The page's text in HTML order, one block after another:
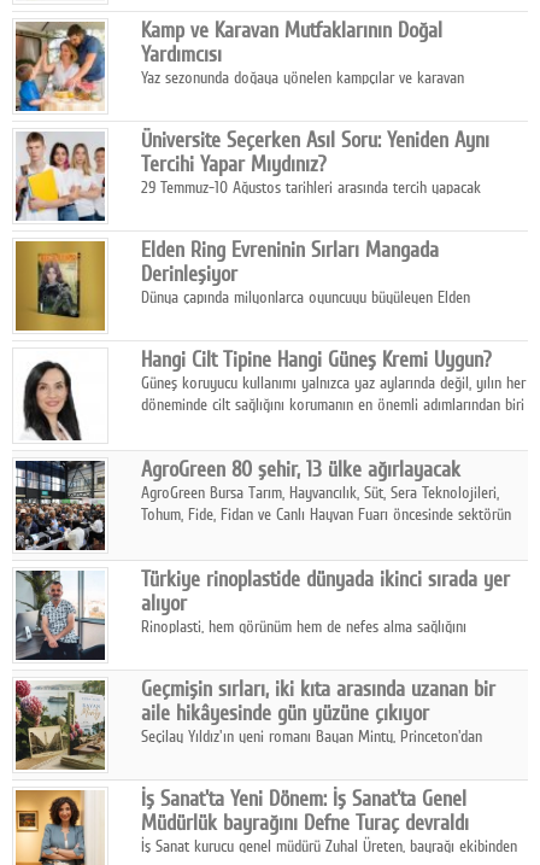
dokunuşunu taşıyor.
Kamp ve Karavan Mutfaklarının Doğal
Yardımcısı
Yaz sezonunda doğaya yönelen kampçılar ve karavan
temizlik sağlayan, çevreye duyarlı bitkisel içerikli ürünleri tercih
ediyor.
Üniversite Seçerken Asıl Soru: Yeniden Aynı
Tercihi Yapar Mıydınız?
29 Temmuz-10 Ağustos tarihleri arasında tercih yapacak
Elden Ring Evreninin Sırları Mangada
Derinleşiyor
Dünya çapında milyonlarca oyuncuyu büyüleyen Elden
aksiyonu ve karanlık fantastik atmosferi bir araya getirmeyi
sürdürüyor.
Hangi Cilt Tipine Hangi Güneş Kremi Uygun?
Güneş koruyucu kullanımı yalnızca yaz aylarında değil, yılın her
döneminde cilt sağlığını korumanın en önemli adımlarından biri
AgroGreen 80 şehir, 13 ülke ağırlayacak
AgroGreen Bursa Tarım, Hayvancılık, Süt, Sera Teknolojileri,
Tohum, Fide, Fidan ve Canlı Hayvan Fuarı öncesinde sektörün
Türkiye rinoplastide dünyada ikinci sırada yer
alıyor
Rinoplasti, hem görünüm hem de nefes alma sağlığını
biri konumunda.
Geçmişin sırları, iki kıta arasında uzanan bir
aile hikâyesinde gün yüzüne çıkıyor
Seçilay Yıldız'ın yeni romanı Bayan Minty, Princeton'dan
katmanlı bir aile hikâyesi anlatıyor.
İş Sanat'ta Yeni Dönem: İş Sanat'ta Genel
Müdürlük bayrağını Defne Turaç devraldı
İş Sanat kurucu genel müdürü Zuhal Üreten, bayrağı ekibinden